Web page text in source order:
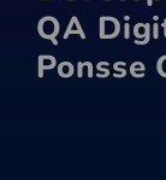
QA
Ponsse